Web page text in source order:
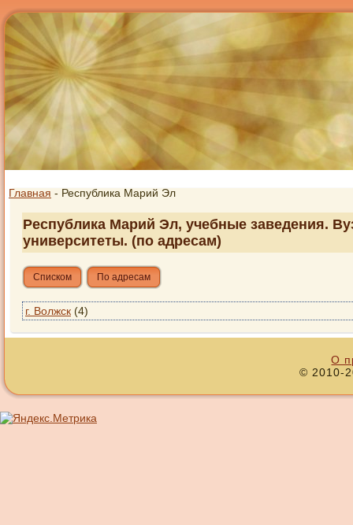
Главная - Республика Марий Эл
Республика Марий Эл, учебные заведения.
университеты. (по адресам)
Списком По адресам
г. Волжск (4)
О
© 2010-